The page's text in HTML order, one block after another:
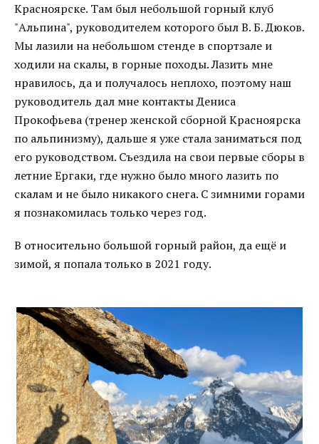
Красноярске. Там был небольшой горный клуб
"Альпина", руководителем которого был В. Б. Дюков.
Мы лазили на небольшом стенде в спортзале и
ходили на скалы, в горные походы. Лазить мне
нравилось, да и получалось неплохо, поэтому наш
руководитель дал мне контакты Дениса
Прокофьева (тренер женской сборной Красноярска
по альпинизму), дальше я уже стала заниматься под
его руководством. Съездила на свои первые сборы в
летние Ергаки, где нужно было много лазить по
скалам и не было никакого снега. С зимними горами
я познакомилась только через год.
В относительно большой горный район, да ещё и
зимой, я попала только в 2021 году.